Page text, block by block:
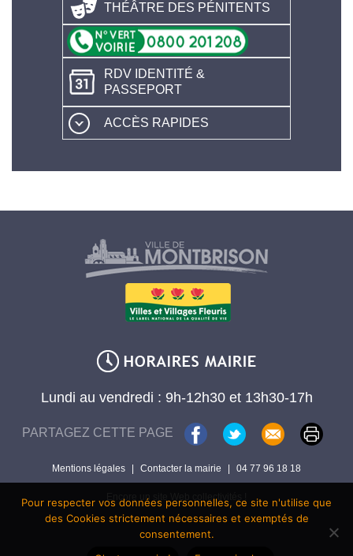
THÉÂTRE DES PÉNITENTS
RDV IDENTITÉ &
PASSEPORT
ACCÈS RAPIDES
Lundi au vendredi : 9h-12h30 et 13h30-17h
PARTAGEZ CETTE PAGE
Mentions légales | Contacter la mairie | 04 77 96 18 18
Encore un site Web collectivités !
Pour respecter vos données personnelles, ce site n'utilise que
des Cookies strictement nécessaires et exemptés de
consentement.